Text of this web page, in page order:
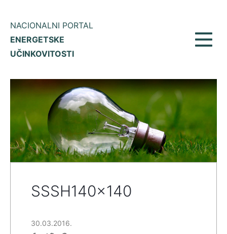
NACIONALNI PORTAL
ENERGETSKE
UČINKOVITOSTI
SSSH140x140
30.03.2016.